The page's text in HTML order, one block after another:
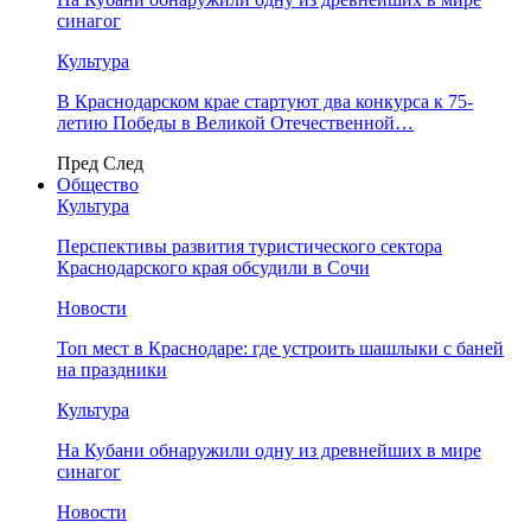
синагог
Культура
В Краснодарском крае стартуют два конкурса к 75-
летию Победы в Великой Отечественной…
Пред След
Общество
Культура
Перспективы развития туристического сектора
Краснодарского края обсудили в Сочи
Новости
Топ мест в Краснодаре: где устроить шашлыки с баней
на праздники
Культура
На Кубани обнаружили одну из древнейших в мире
синагог
Новости